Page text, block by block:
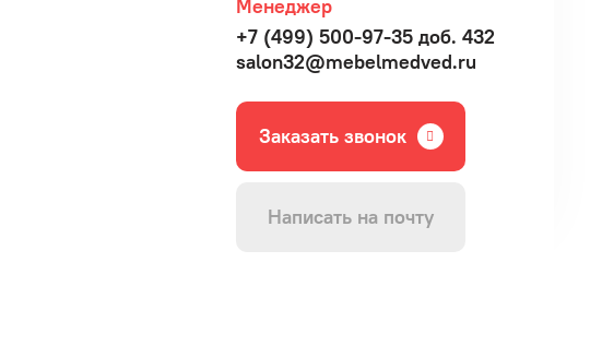
Менеджер
+7 (499) 500-97-35 доб. 432
salon32@mebelmedved.ru
Заказать звонок
Написать на почту